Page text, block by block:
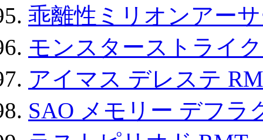
乖離性ミリオンアー
モンスターストライ
アイマス デレステ
SAO メモリー デフラ